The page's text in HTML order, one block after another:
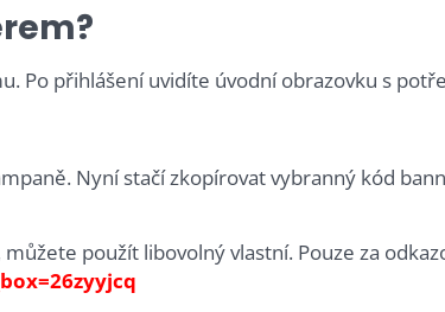
Po přihlášení uvidíte úvodní obrazovku s
Nyní stačí zkopírovat vybranný kód
použít libovolný vlastní. Pouze za